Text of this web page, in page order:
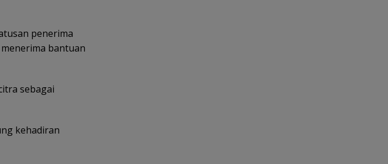
penerima
bantuan
sebagai
kehadiran